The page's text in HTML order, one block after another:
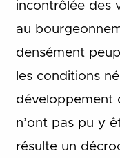
incontrôlée des
au
densément
les conditions
développement
n’ont pas pu y
résulte un